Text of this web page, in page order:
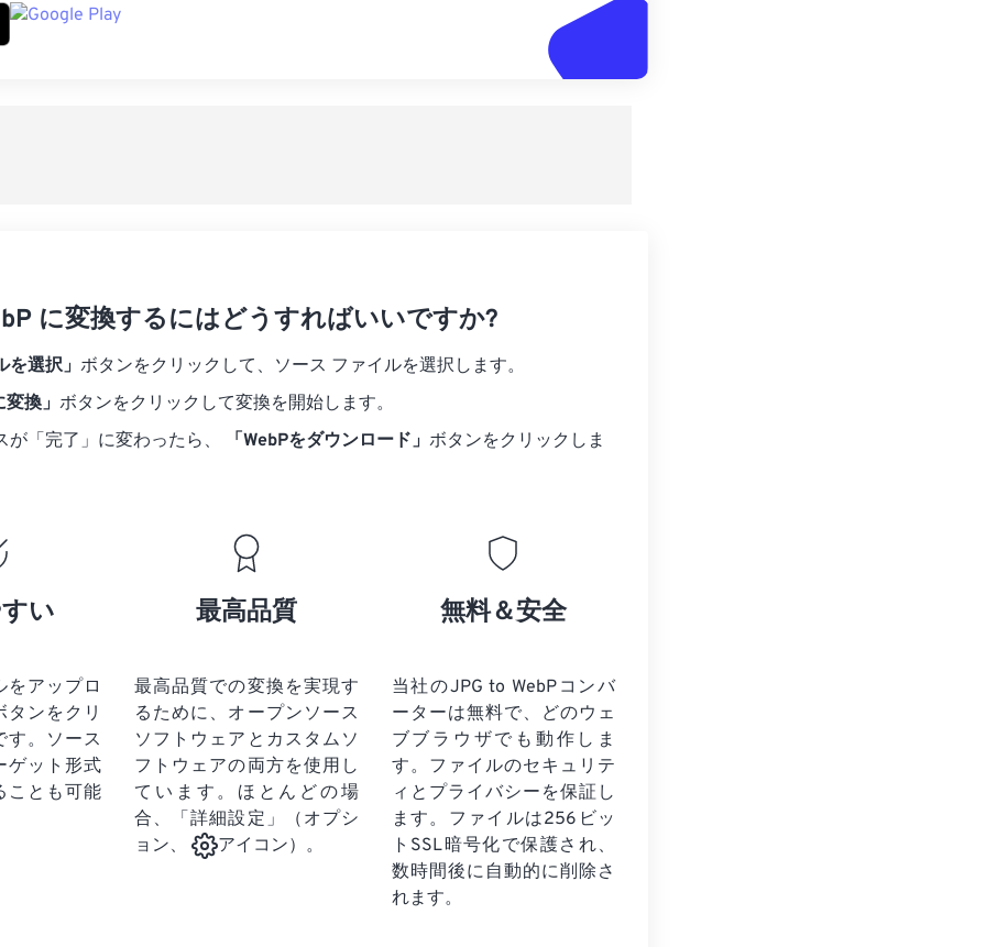
に変換するにはどうすればいいですか?
を選択」 ボタンをクリックして、ソース ファイルを選択します。
換」 ボタンをクリックして変換を開始します。
が「完了」に変わったら、
「WebPをダウンロード」 ボタンをクリックしま
い
をアップロ
タンをクリ
。 ソース
ゲット形式
ことも可能
最高品質
最高品質での変換を実現す
るために、オープンソース
ソフトウェアとカスタムソ
フトウェアの両方を使用し
ています。ほとんどの場
合、「詳細設定」（オプシ
ョン、
アイコン）。
無料＆安全
当社のJPG to WebPコンバ
ーターは無料で、どのウェ
ブブラウザでも動作しま
す。ファイルのセキュリテ
ィとプライバシーを保証し
ます。ファイルは256ビッ
トSSL暗号化で保護され、
数時間後に自動的に削除さ
れます。